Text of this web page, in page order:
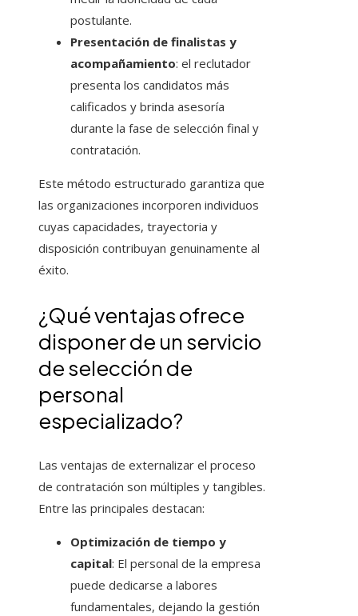
postulante.
Presentación de finalistas y
acompañamiento: el reclutador
presenta los candidatos más
calificados y brinda asesoría
durante la fase de selección final y
contratación.
Este método estructurado garantiza que
las organizaciones incorporen individuos
cuyas capacidades, trayectoria y
disposición contribuyan genuinamente al
éxito.
¿Qué ventajas ofrece
disponer de un servicio
de selección de
personal
especializado?
Las ventajas de externalizar el proceso
de contratación son múltiples y tangibles.
Entre las principales destacan:
Optimización de tiempo y
capital: El personal de la empresa
puede dedicarse a labores
fundamentales, dejando la gestión